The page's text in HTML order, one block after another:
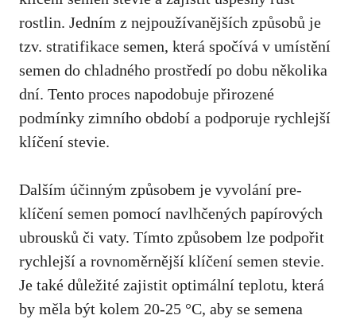
rostlin. Jedním z nejpoužívanějších způsobů je
tzv. stratifikace semen, která spočívá v umístění
semen do chladného prostředí po dobu několika
dní. Tento proces napodobuje přirozené
podmínky zimního období a podporuje rychlejší
klíčení stevie.
Dalším účinným způsobem je vyvolání pre-
klíčení semen pomocí navlhčených papírových
ubrousků či vaty. Tímto způsobem lze podpořit
rychlejší a rovnoměrnější klíčení semen stevie.
Je také důležité zajistit optimální teplotu, která
by měla být kolem 20-25 °C, aby se semena